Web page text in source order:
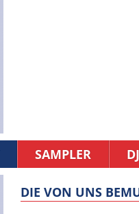
SAMPLER
DIE VON UNS